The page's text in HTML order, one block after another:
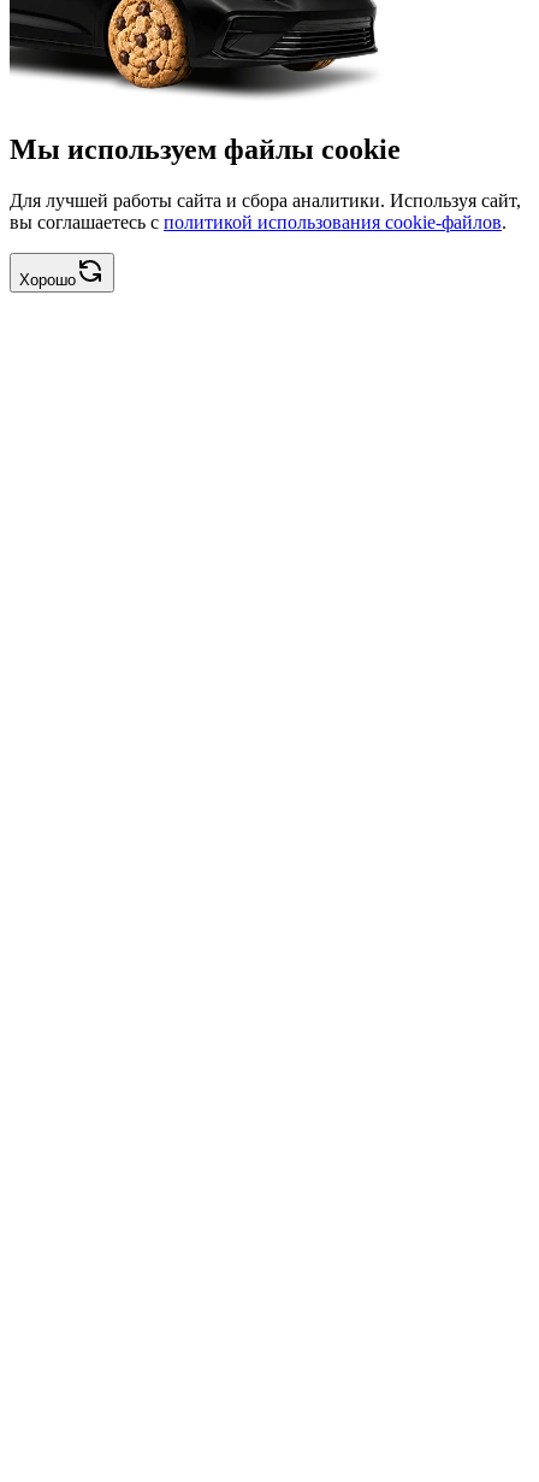
Мы используем файлы cookie
Для лучшей работы сайта и сбора аналитики. Используя сайт,
вы соглашаетесь с политикой использования cookie-файлов.
Хорошо